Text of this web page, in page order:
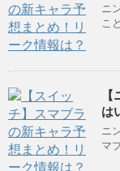
ニ
こ
は
ニ
マ